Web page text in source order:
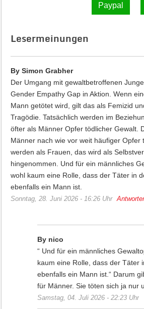
Lesermeinungen
By Simon Grabher
Der Umgang mit gewaltbetroffenen
Gender Empathy Gap in Aktion. Wenn
Mann getötet wird, gilt das als Femizid
Tragödie. Tatsächlich werden im
öfter als Männer Opfer tödlicher Gewalt.
Männer nach wie vor weit häufiger Opfer
werden als Frauen, das wird als
hingenommen. Und für ein männliches
wohl kaum eine Rolle, dass der Täter in
ebenfalls ein Mann ist.
Sonntag, 28. Juni 2026 - 16:26 Uhr
By nico
“ Und für ein männliches
kaum eine Rolle, dass der Täter
ebenfalls ein Mann ist.“ Darum
für Männer. Sie töten sich ja nur
Samstag, 04. Juli 2026 - 22:23 Uhr